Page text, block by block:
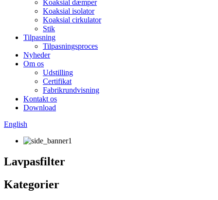
Koaksial dæmper
Koaksial isolator
Koaksial cirkulator
Stik
Tilpasning
Tilpasningsproces
Nyheder
Om os
Udstilling
Certifikat
Fabrikrundvisning
Kontakt os
Download
English
Lavpasfilter
Kategorier